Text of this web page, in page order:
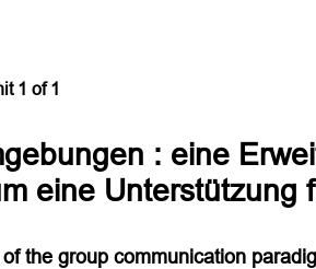
1 of1
: eine
eine Unterstützung
the group communication